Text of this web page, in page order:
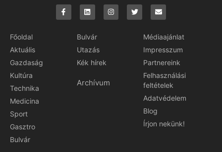
Főoldal
Aktuális
Gazdaság
Kultúra
Technika
Medicina
Sport
Gasztro
Bulvár
Bulvár
Utazás
Kék hírek
Archívum
Médiaajánlat
Impresszum
Partnereink
Felhasználási
feltételek
Adatvédelem
Blog
Írjon nekünk!